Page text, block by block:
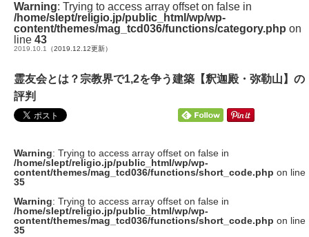
Warning: Trying to access array offset on false in
/home/slept/religio.jp/public_html/wp/wp-
content/themes/mag_tcd036/functions/category.php on
line 43
2019.10.1 （2019.12.12更新）
霊友会とは？宗教界で1,2を争う建築【釈迦殿・弥勒山】の
評判
Warning: Trying to access array offset on false in
/home/slept/religio.jp/public_html/wp/wp-
content/themes/mag_tcd036/functions/short_code.php on line
35
Warning: Trying to access array offset on false in
/home/slept/religio.jp/public_html/wp/wp-
content/themes/mag_tcd036/functions/short_code.php on line
35